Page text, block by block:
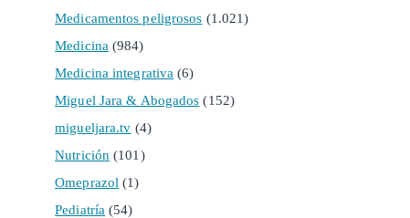
Medicamentos peligrosos (1.021)
Medicina (984)
Medicina integrativa (6)
Miguel Jara & Abogados (152)
migueljara.tv (4)
Nutrición (101)
Omeprazol (1)
Pediatría (54)